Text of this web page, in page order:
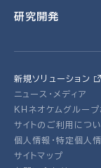
研究開発
新規ソリューション
ニュース・メディア
ＫＨネオケムグループ
サイトのご利用につ
個人情報・特定個人
サイトマップ